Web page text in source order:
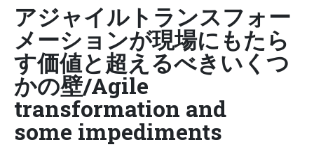
アジャイルトランスフォー
メーションが現場にもたら
す価値と超えるべきいくつ
かの壁/Agile
transformation and
some impediments